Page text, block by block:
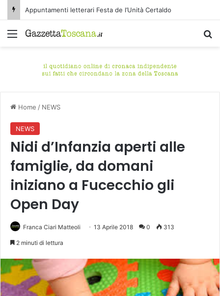
Appuntamenti letterari Festa de l’Unità Certaldo
Menu
Home / NEWS
NEWS
Nidi d’Infanzia aperti alle
famiglie, da domani
iniziano a Fucecchio gli
Open Day
Franca Ciari Matteoli 13 Aprile 2018 0 313
2 minuti di lettura